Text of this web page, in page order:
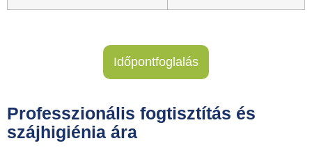
Időpontfoglalás
Professzionális fogtisztítás és
szájhigiénia ára